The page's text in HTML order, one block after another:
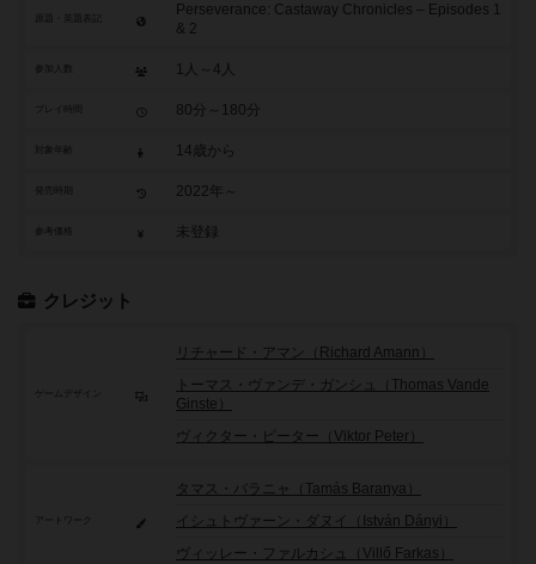
Perseverance: Castaway Chronicles – Episodes 1
& 2
参加人数 1人～4人
80分～180分
14歳から
2022年～
参考価格 未登録
クレジット
ゲームデザイン
リチャード・アマン（Richard Amann）
トーマス・ヴァンデ・ガンシュ（Thomas Vande
Ginste）
ヴィクター・ピーター（Viktor Peter）
アートワーク
タマス・バラニャ（Tamás Baranya）
イシュトヴァーン・ダヌイ（István Dányi）
ヴィッレー・ファルカシュ（Villő Farkas）